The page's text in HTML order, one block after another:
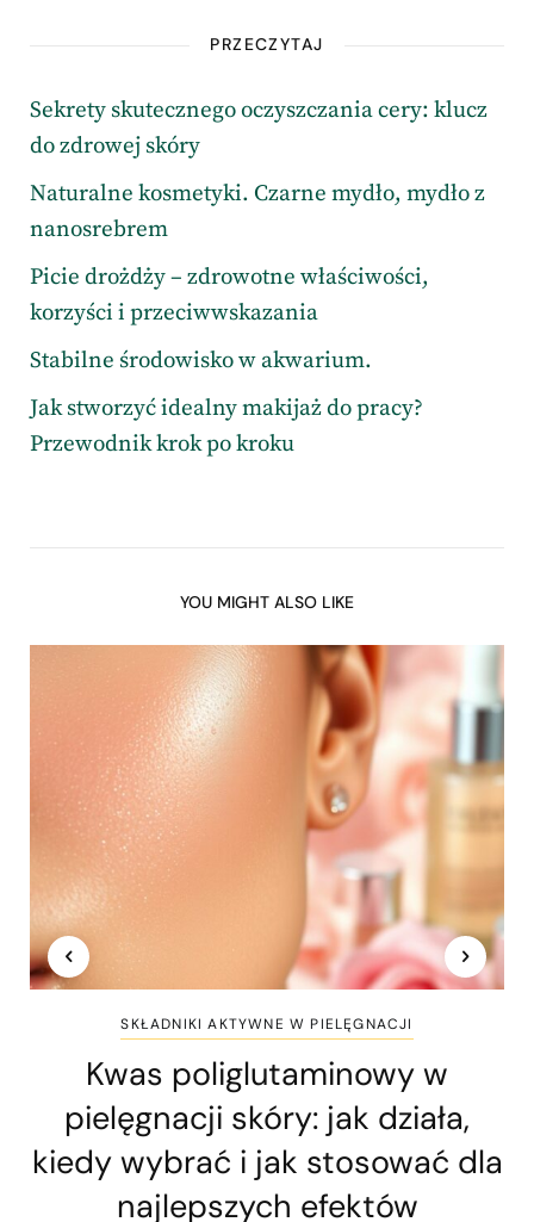
PRZECZYTAJ
Sekrety skutecznego oczyszczania cery: klucz
do zdrowej skóry
Naturalne kosmetyki. Czarne mydło, mydło z
nanosrebrem
Picie drożdży – zdrowotne właściwości,
korzyści i przeciwwskazania
Stabilne środowisko w akwarium.
Jak stworzyć idealny makijaż do pracy?
Przewodnik krok po kroku
YOU MIGHT ALSO LIKE
SKŁADNIKI AKTYWNE W PIELĘGNACJI
Kwas poliglutaminowy w
pielęgnacji skóry: jak działa,
kiedy wybrać i jak stosować dla
najlepszych efektów